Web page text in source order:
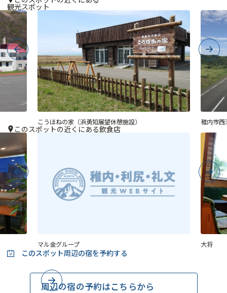
観光スポット
Previous
こうほねの家（浜勇知展望休憩施設） 稚内市
Next
このスポットの近くにある飲食店
Previous
マル金グループ 大将
Next
このスポット周辺の宿を予約する
周辺の宿の予約はこちらから